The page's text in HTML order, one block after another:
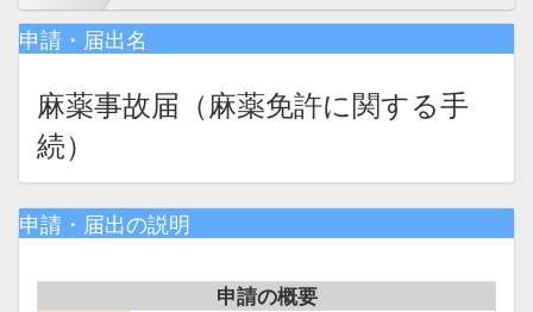
申請・届出名
麻薬事故届（麻薬免許に関する手
続）
申請・届出の説明
申請の概要